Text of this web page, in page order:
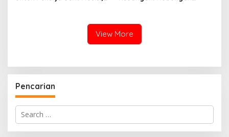
View More
Pencarian
Search
for: